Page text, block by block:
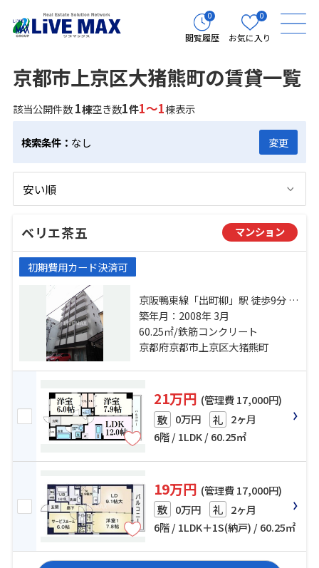
0
閲覧履歴
0
お気に入り
京都市上京区大猪熊町の賃貸一覧
該当公開件数1棟空き数1件1～1棟表示
検索条件： なし 変更
ベリエ茶五 マンション
初期費用カード決済可
京阪鴨東線「出町柳」駅 徒歩9分 京
都市営烏丸線「今出川」駅 徒歩13
分 京阪鴨東線「神宮丸太町」駅 徒
歩20分
築年月：2008年 3月
60.25㎡/鉄筋コンクリート
京都府京都市上京区大猪熊町
21万円 (管理費 17,000円)
敷 0万円 礼 2ヶ月
6階 / 1LDK / 60.25㎡
19万円 (管理費 17,000円)
敷 0万円 礼 2ヶ月
6階 / 1LDK＋1S(納戸) / 60.25㎡